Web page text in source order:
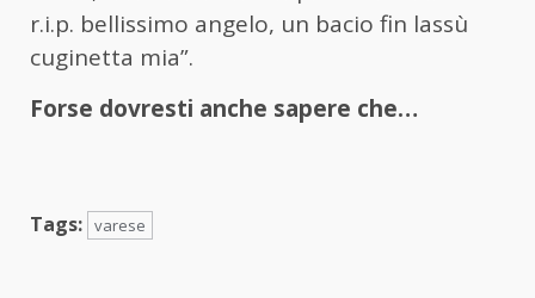
r.i.p. bellissimo angelo, un bacio fin lassù
cuginetta mia”.
Forse dovresti anche sapere che…
Tags: varese